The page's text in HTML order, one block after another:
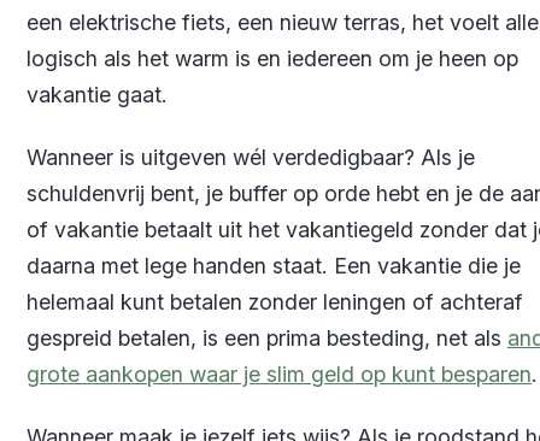
een elektrische fiets, een nieuw terras, het voelt
logisch als het warm is en iedereen om je heen op
vakantie gaat.
Wanneer is uitgeven wél verdedigbaar? Als je
schuldenvrij bent, je buffer op orde hebt en je de
of vakantie betaalt uit het vakantiegeld zonder dat
daarna met lege handen staat. Een vakantie die je
helemaal kunt betalen zonder leningen of achteraf
gespreid betalen, is een prima besteding, net als
grote aankopen waar je slim geld op kunt besparen.